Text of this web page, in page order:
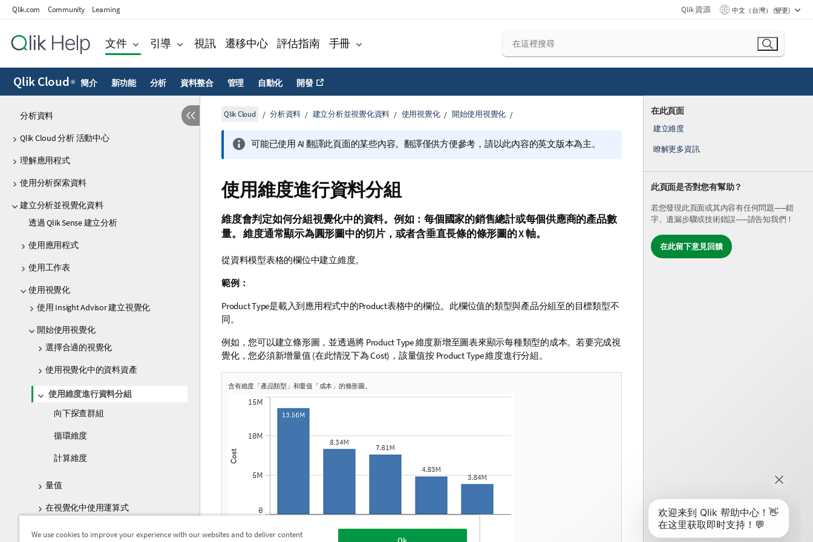
Qlik.com Community Learning Qlik 資源 中文（台灣） (變更)
文件 引導 視訊 遷移中心 評估指南 手冊
Qlik Cloud ® 簡介 新功能 分析 資料整合 管理 自動化 開發
分析資料
Qlik Cloud 分析 活動中心
理解應用程式
使用分析探索資料
建立分析並視覺化資料
透過 Qlik Sense 建立分析
使用應用程式
使用工作表
使用視覺化
使用 Insight Advisor 建立視覺化
開始使用視覺化
選擇合適的視覺化
使用視覺化中的資料資產
使用維度進行資料分組
向下探查群組
循環維度
計算維度
量值
在視覺化中使用運算式
透過主項目重複使用資產
在此頁面
建立維度
瞭解更多資訊
此頁面是否對您有幫助？
若您發現此頁面或其內容有任何問題——錯
字、遺漏步驟或技術錯誤——請告知我們！
在此留下意見回饋
Qlik Cloud 分析資料 建立分析並視覺化資料 使用視覺化 開始使用視覺化
可能已使用 AI 翻譯此頁面的某些內容。翻譯僅供方便參考，請以此內容的英文版本為主。
使用維度進行資料分組
維度會判定如何分組視覺化中的資料。例如：每個國家的銷售總計或每個供應商的產品數
量。 維度通常顯示為圓形圖中的切片，或者含垂直長條的條形圖的 X 軸。
從資料模型表格的欄位中建立維度。
範例：
Product Type是載入到應用程式中的Product表格中的欄位。此欄位值的類型與產品分組至的目標類型不
同。
例如，您可以建立條形圖，並透過將 Product Type維度新增至圖表來顯示每種類型的成本。若要完成視
覺化，您必須新增量值 (在此情況下為Cost)，該量值按 Product Type維度進行分組。
含有維度「產品類型」和量值「成本」的條形圖。
We use cookies to improve your experience with our websites and to deliver content